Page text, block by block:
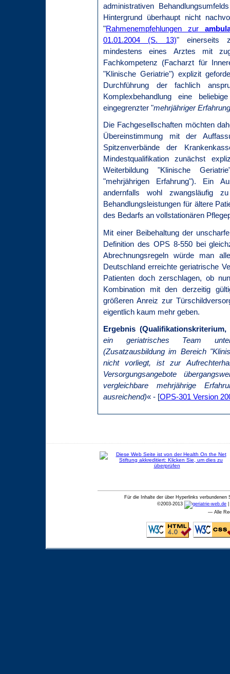
administrativen
Hintergrund überhaupt nicht
"Rahmenempfehlungen zur
01.01.2004 (S. 13)" einerseits
mindestens eines Arztes mit
Fachkompetenz (Facharzt für
"Klinische Geriatrie") explizit
Durchführung der fachlich
Komplexbehandlung eine
eingegrenzter "mehrjähriger Erfahrung
Die Fachgesellschaften möchten
Übereinstimmung mit der
Spitzenverbände der
Mindestqualifikation zunächst
Weiterbildung "Klinische
"mehrjährigen Erfahrung"). Ein
andernfalls wohl zwangsläufig
Behandlungsleistungen für ältere
des Bedarfs an vollstationären
Mit einer Beibehaltung der
Definition des OPS 8-550 bei
Abrechnungsregeln würde man
Deutschland erreichte geriatrische
Patienten doch zerschlagen, ob
Kombination mit den derzeitig
größeren Anreiz zur
eigentlich kaum mehr geben.
Ergebnis (Qualifikationskriterium,
ein geriatrisches Team unter
(Zusatzausbildung im Bereich
nicht vorliegt, ist zur
Versorgungsangebote
vergleichbare mehrjährige
ausreichend)« - [OPS-301 Version
Für die Inhalte der über Hyperlinks
©2003-2013
— Alle